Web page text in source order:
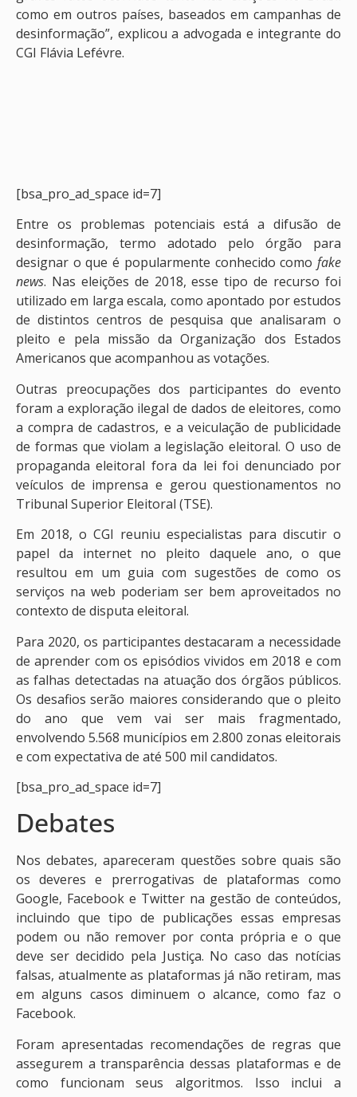
como em outros países, baseados em campanhas de
desinformação”, explicou a advogada e integrante do
CGI Flávia Lefévre.
[bsa_pro_ad_space id=7]
Entre os problemas potenciais está a difusão de
desinformação, termo adotado pelo órgão para
designar o que é popularmente conhecido como fake
news. Nas eleições de 2018, esse tipo de recurso foi
utilizado em larga escala, como apontado por estudos
de distintos centros de pesquisa que analisaram o
pleito e pela missão da Organização dos Estados
Americanos que acompanhou as votações.
Outras preocupações dos participantes do evento
foram a exploração ilegal de dados de eleitores, como
a compra de cadastros, e a veiculação de publicidade
de formas que violam a legislação eleitoral. O uso de
propaganda eleitoral fora da lei foi denunciado por
veículos de imprensa e gerou questionamentos no
Tribunal Superior Eleitoral (TSE).
Em 2018, o CGI reuniu especialistas para discutir o
papel da internet no pleito daquele ano, o que
resultou em um guia com sugestões de como os
serviços na web poderiam ser bem aproveitados no
contexto de disputa eleitoral.
Para 2020, os participantes destacaram a necessidade
de aprender com os episódios vividos em 2018 e com
as falhas detectadas na atuação dos órgãos públicos.
Os desafios serão maiores considerando que o pleito
do ano que vem vai ser mais fragmentado,
envolvendo 5.568 municípios em 2.800 zonas eleitorais
e com expectativa de até 500 mil candidatos.
[bsa_pro_ad_space id=7]
Debates
Nos debates, apareceram questões sobre quais são
os deveres e prerrogativas de plataformas como
Google, Facebook e Twitter na gestão de conteúdos,
incluindo que tipo de publicações essas empresas
podem ou não remover por conta própria e o que
deve ser decidido pela Justiça. No caso das notícias
falsas, atualmente as plataformas já não retiram, mas
em alguns casos diminuem o alcance, como faz o
Facebook.
Foram apresentadas recomendações de regras que
assegurem a transparência dessas plataformas e de
como funcionam seus algoritmos. Isso inclui a